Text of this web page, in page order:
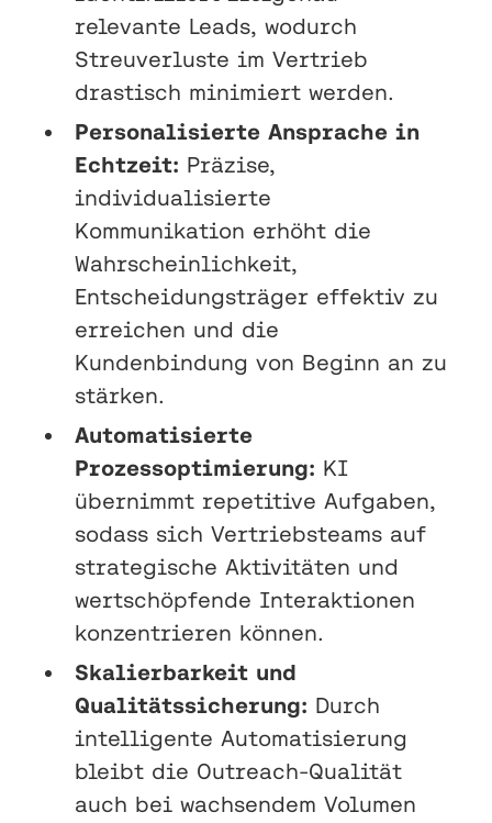
relevante Leads, wodurch
Streuverluste im Vertrieb
drastisch minimiert werden.
Personalisierte Ansprache in
Echtzeit: Präzise,
individualisierte
Kommunikation erhöht die
Wahrscheinlichkeit,
Entscheidungsträger effektiv zu
erreichen und die
Kundenbindung von Beginn an zu
stärken.
Automatisierte
Prozessoptimierung: KI
übernimmt repetitive Aufgaben,
sodass sich Vertriebsteams auf
strategische Aktivitäten und
wertschöpfende Interaktionen
konzentrieren können.
Skalierbarkeit und
Qualitätssicherung: Durch
intelligente Automatisierung
bleibt die Outreach-Qualität
auch bei wachsendem Volumen